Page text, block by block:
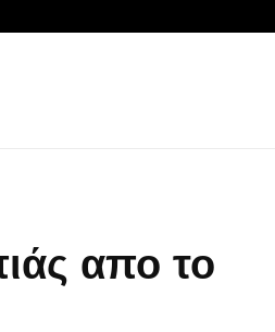
απο το